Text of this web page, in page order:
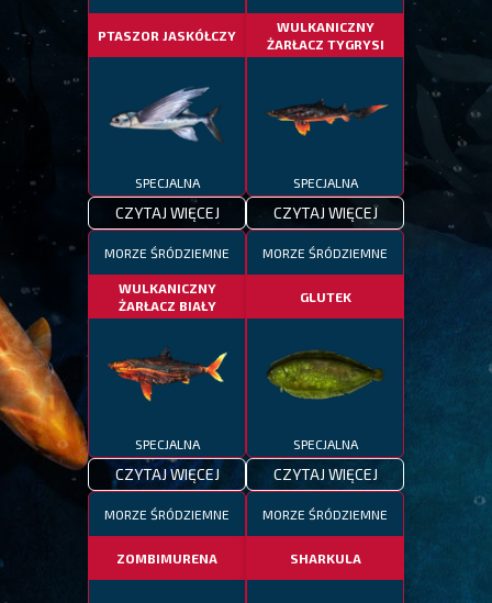
PTASZOR JASKÓŁCZY
SPECJALNA
CZYTAJ WIĘCEJ
WULKANICZNY
ŻARŁACZ TYGRYSI
SPECJALNA
CZYTAJ WIĘCEJ
MORZE ŚRÓDZIEMNE
WULKANICZNY
ŻARŁACZ BIAŁY
SPECJALNA
CZYTAJ WIĘCEJ
MORZE ŚRÓDZIEMNE
GLUTEK
SPECJALNA
CZYTAJ WIĘCEJ
MORZE ŚRÓDZIEMNE
ZOMBIMURENA
MORZE ŚRÓDZIEMNE
SHARKULA